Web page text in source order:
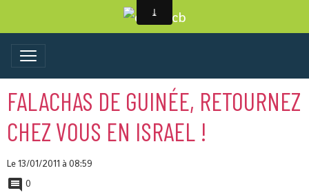
FALACHAS DE GUINÉE, RETOURNEZ
CHEZ VOUS EN ISRAEL !
Le 13/01/2011 à 08:59
0